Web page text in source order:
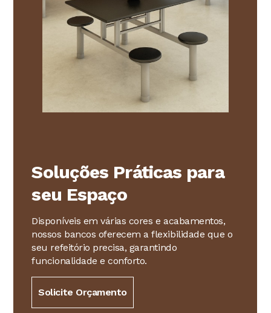
Soluções Práticas para
seu Espaço
Disponíveis em várias cores e acabamentos,
nossos bancos oferecem a flexibilidade que o
seu refeitório precisa, garantindo
funcionalidade e conforto.
Solicite Orçamento